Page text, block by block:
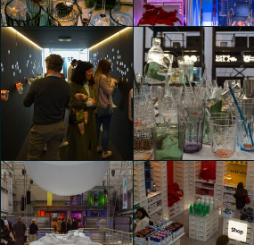
Samuele Paganotti
Samuele Paganotti
1st (First)
Samuele Paganotti
1st (First)
Samuele Paganotti